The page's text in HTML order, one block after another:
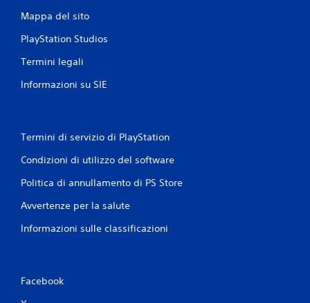
Mappa del sito
PlayStation Studios
Termini legali
Informazioni su SIE
Termini di servizio di PlayStation
Condizioni di utilizzo del software
Politica di annullamento di PS Store
Avvertenze per la salute
Informazioni sulle classificazioni
Facebook